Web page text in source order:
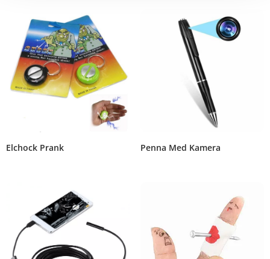
Elchock Prank Penna Med Kamera